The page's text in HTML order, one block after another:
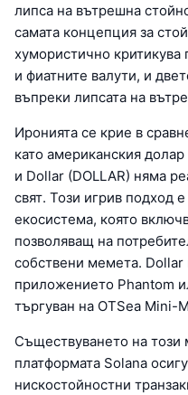
липса на вътрешна
самата концепция за
хумористично
и фиатните валути, и
въпреки липсата на
Иронията се крие в
като американския
и Dollar (DOLLAR) няма
свят. Този игрив подход
екосистема, която
позволяващ на
собствени мемета.
приложението Phantom
търгуван на OTSea Mini-
Съществуването на
платформата Solana
нискостойностни